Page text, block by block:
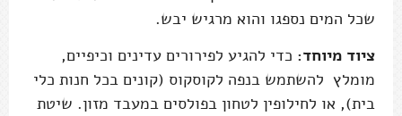
שכל המים נספגו והוא מרגיש יבש.
ציוד מיוחד: כדי להגיע לפירורים עדינים וכיפיים,
מומלץ להשתמש בנפה לקוסקוס (קונים בכל חנות כלי
בית), או לחילופין לטחון בפולסים במעבד מזון. שיטת